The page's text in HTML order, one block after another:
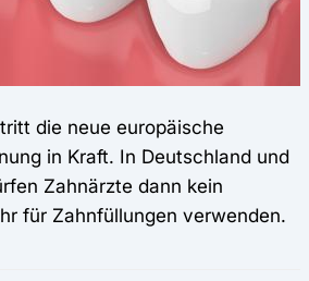
die neue europäische
in Kraft. In Deutschland und
Zahnärzte dann kein
für Zahnfüllungen verwenden.